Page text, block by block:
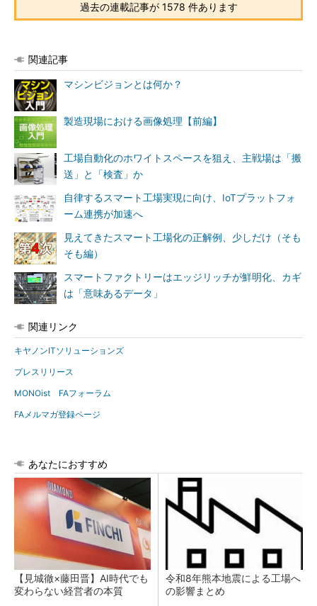
過去の連載記事が 1578 件あります
関連記事
マシンビジョンとは何か？
製造現場における画像処理【前編】
工場自動化のホワイトスペースを狙え、主戦場は「搬
送」と「検査」か
自律するスマート工場実現に向け、IoTプラットフォ
ーム連携が加速へ
見えてきたスマート工場化の正解例、少しだけ（そも
そも編）
スマートファクトリーはエッジリッチが鮮明化、カギ
は「意味あるデータ」
関連リンク
キヤノンITソリューションズ
プレスリリース
MONOist FAフォーラム
FAメルマガ登録ページ
あなたにおすすめ
【見城徹×藤田晋】AI時代でも
変わらない経営者の本質
令和8年熊本地震による工場へ
の影響まとめ